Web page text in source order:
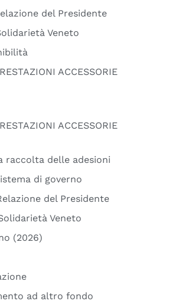
del Presidente
Veneto
ACCESSORIE
ACCESSORIE
raccolta delle adesioni
di governo
del Presidente
Veneto
(2026)
ad altro fondo